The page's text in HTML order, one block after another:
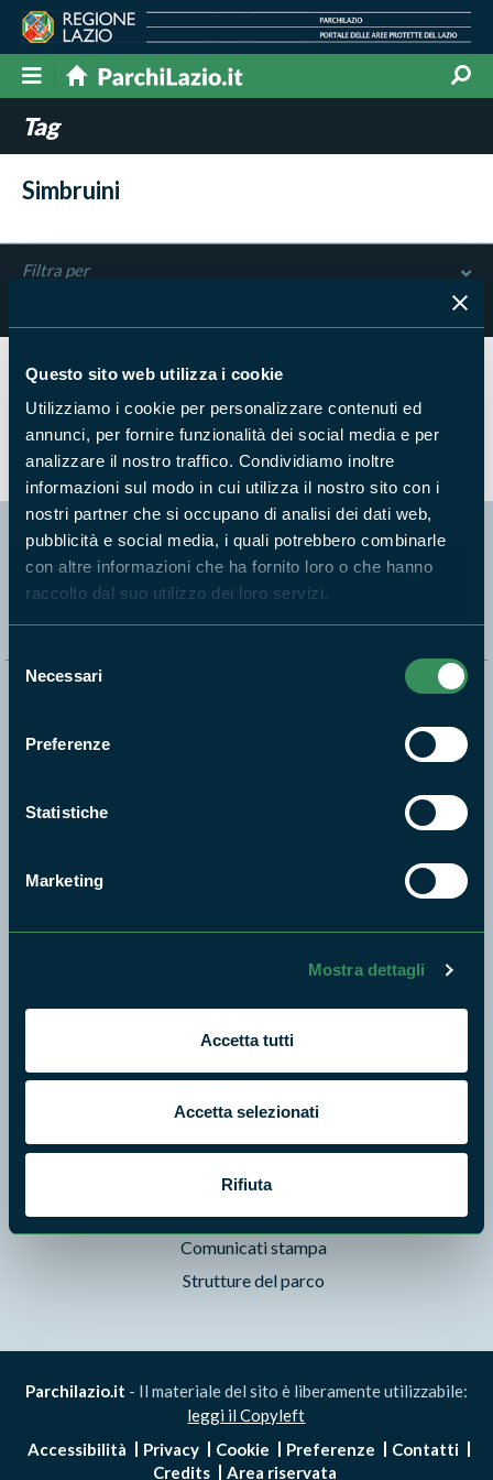
Questo sito web utilizza i cookie
Utilizziamo i cookie per personalizzare contenuti ed
annunci, per fornire funzionalità dei social media e per
analizzare il nostro traffico. Condividiamo inoltre
informazioni sul modo in cui utilizza il nostro sito con i
nostri partner che si occupano di analisi dei dati web,
pubblicità e social media, i quali potrebbero combinarle
con altre informazioni che ha fornito loro o che hanno
raccolto dal suo utilizzo dei loro servizi.
delNecessari
Preferenze
Statistiche
Marketing
Mostra dettagli
Accetta tutti
Accetta selezionati
Rifiuta
Tag
Simbruini
Filtra per
Nessun risultato trovato
Segui i nostri social ufficiali
Pubblicazioni
Prodotti Natura in Campo
Aziende Natura in Campo
Programmi e progetti
Cartografie
Avvisi e bandi
Studi e ricerche
Comunicati stampa
Strutture del parco
Parchilazio.it - Il materiale del sito è liberamente utilizzabile:
leggi il Copyleft
Accessibilità
Privacy Cookie Preferenze
Contatti
Credits
Area riservata